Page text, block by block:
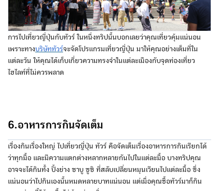
การไปเที่ยวญี่ปุ่นกับทัวร์ ในหนึ่งทริปนั้นบอกเลยว่าคุณเที่ยวคุ้มแน่นอน
เพราะทางบริษัททัวร์จะจัดโปรแกรมเที่ยวญี่ปุ่น มาให้คุณอย่างเต็มที่ใน
แต่ละวัน ให้คุณได้เก็บเกี่ยวความทรงจำในแต่ละเมืองกับจุดท่องเที่ยว
ไฮไลท์ที่ไม่ควรพลาด
6.อาหารการกินจัดเต็ม
เรื่องกินเรื่องใหญ่ ไปเที่ยวญี่ปุ่น ทัวร์ คือจัดเต็มเรื่องอาหารการกินเรียกได้
ว่าทุกมื้อ และมีความแตกต่างหลากหลายกันไปในแต่ละมื้อ บางทริปคุณ
อาจจะได้กินทั้ง ปิ้งย่าง ชาบู ซูชิ ที่สลับเปลี่ยนหมุนเวียนไปแต่ละมื้อ ซึ่ง
แน่นอนว่าไปกินเองนั้นหมดหลายบาทแน่นอน แต่เมื่อคุณซื้อทัวร์มาก็กิน